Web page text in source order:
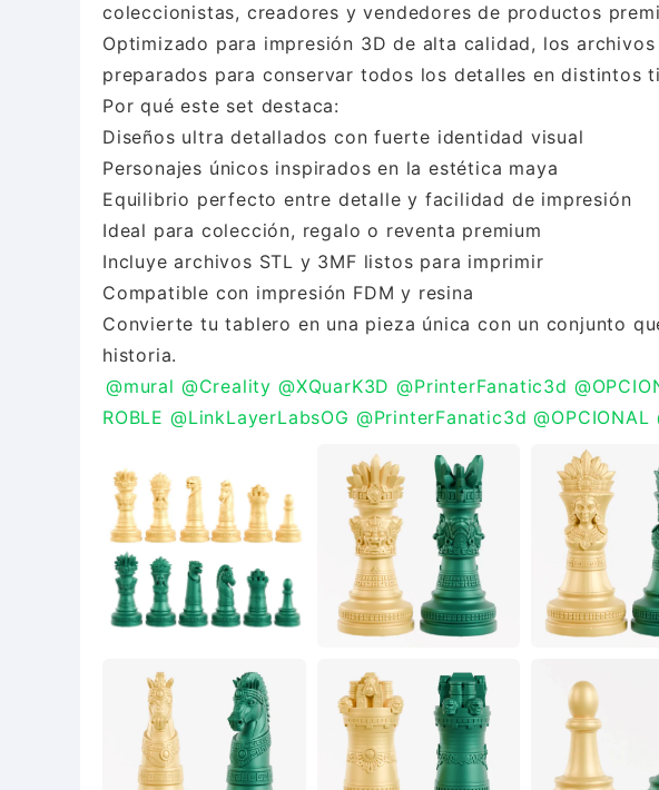
coleccionistas, creadores y vendedores de productos
Optimizado para impresión 3D de alta calidad, los
preparados para conservar todos los detalles en distintos
Por qué este set destaca:
Diseños ultra detallados con fuerte identidad visual
Personajes únicos inspirados en la estética maya
Equilibrio perfecto entre detalle y facilidad de impresión
Ideal para colección, regalo o reventa premium
Incluye archivos STL y 3MF listos para imprimir
Compatible con impresión FDM y resina
Convierte tu tablero en una pieza única con un conjunto
@mural @Creality @XQuarK3D @PrinterFanatic3d
ROBLE @LinkLayerLabsOG @PrinterFanatic3d @OPCIONAL